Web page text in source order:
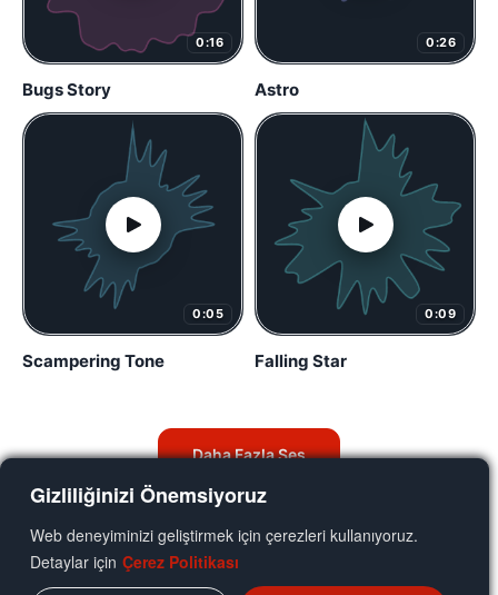
Gizliliğinizi Önemsiyoruz
Web deneyiminizi geliştirmek için çerezleri kullanıyoruz.
Detaylar için Çerez Politikası
0:16
Bugs Story
0:26
Astro
0:05
Scampering Tone
0:09
Falling Star
Daha Fazla Ses